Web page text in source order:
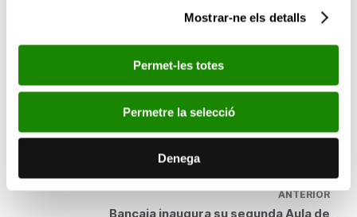
Mostrar-ne els detalls
Permet-les totes
Permetre la selecció
Denega
cooperación entre los pueblos y las culturas. En este sentido,
destaca la participación de los trabajadores de Bancaja en
diversas acciones de voluntariado corporativo en colaboración
con CeiMigra.
ANTERIOR
Bancaja inaugura su segunda Aula de
Bancaja muestra al público las mejores obras
del Salón Fotográfico “Ciudad de Segorbe”